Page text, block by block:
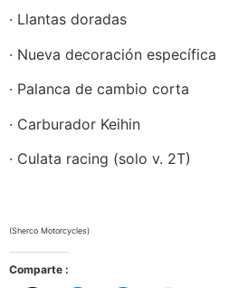
· Llantas doradas
· Nueva decoración específica
· Palanca de cambio corta
· Carburador Keihin
· Culata racing (solo v. 2T)
(Sherco Motorcycles)
Comparte :